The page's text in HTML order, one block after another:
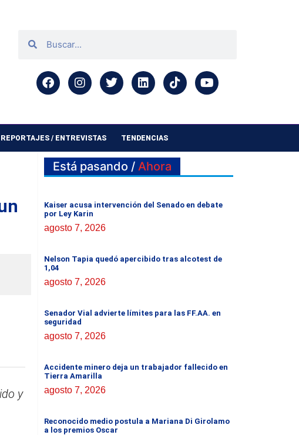
REPORTAJES / ENTREVISTAS TENDENCIAS
y
Está pasando / Ahora
Kaiser acusa intervención del Senado en debate
por Ley Karin
agosto 7, 2026
Nelson Tapia quedó apercibido tras alcotest de
1,04
agosto 7, 2026
Senador Vial advierte límites para las FF.AA. en
seguridad
agosto 7, 2026
Accidente minero deja un trabajador fallecido en
Tierra Amarilla
agosto 7, 2026
Reconocido medio postula a Mariana Di Girolamo
a los premios Oscar